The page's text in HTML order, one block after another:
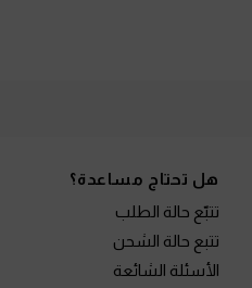
هل تحتاج مساعدة؟
تتبّع حالة الطلب
تتبع حالة الشحن
الأسئلة الشائعة